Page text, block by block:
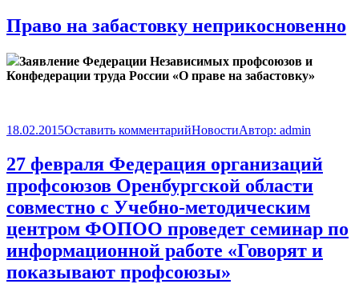
Право на забастовку неприкосновенно
Заявление Федерации Независимых профсоюзов и
Конфедерации труда России «О праве на забастовку»
18.02.2015Оставить комментарийНовостиАвтор: admin
27 февраля Федерация организаций
профсоюзов Оренбургской области
совместно с Учебно-методическим
центром ФОПОО проведет семинар по
информационной работе «Говорят и
показывают профсоюзы»